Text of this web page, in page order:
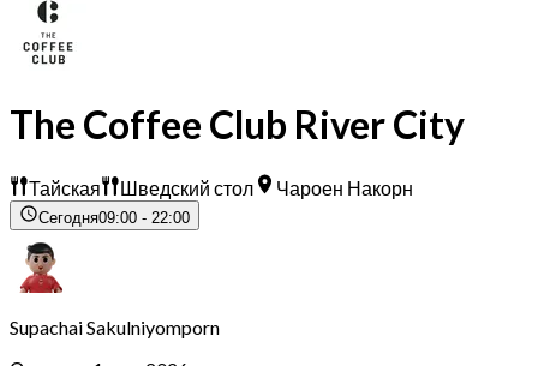
The Coffee Club River City
Тайская Шведский стол Чароен Накорн
Сегодня09:00 - 22:00
Supachai Sakulniyomporn